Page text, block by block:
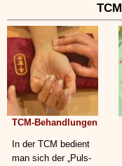
TCM
TCM-Behandlungen
In der TCM bedient
man sich der „Puls-